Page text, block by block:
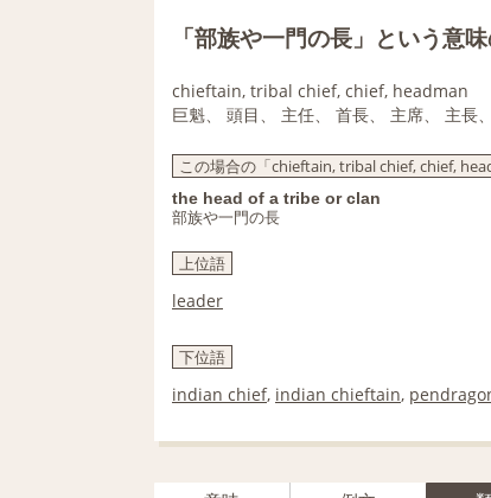
「部族や一門の長」という意
chieftain, tribal chief, chief, headman
巨魁、 頭目、 主任、 首長、 主席、 主長
この場合の「chieftain, tribal chief, chief,
the head of a tribe or clan
部族や一門の長
上位語
leader
下位語
indian chief, indian chieftain,